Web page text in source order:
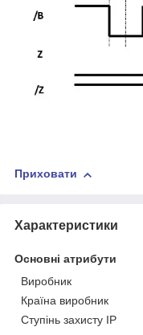
Приховати
Характеристики
Основні атрибути
Виробник
Країна виробник
Ступінь захисту IP